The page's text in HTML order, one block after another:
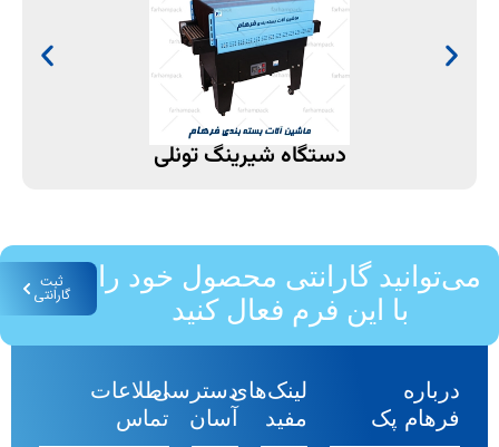
دستگاه شیرینگ تونلی
گارانتی محصول خود را
با این فرم فعال کنید
ثبت
گارانتی
درباره
فرهام پک
لینک‌های
مفید
دسترسی
آسان
اطلاعات
تماس